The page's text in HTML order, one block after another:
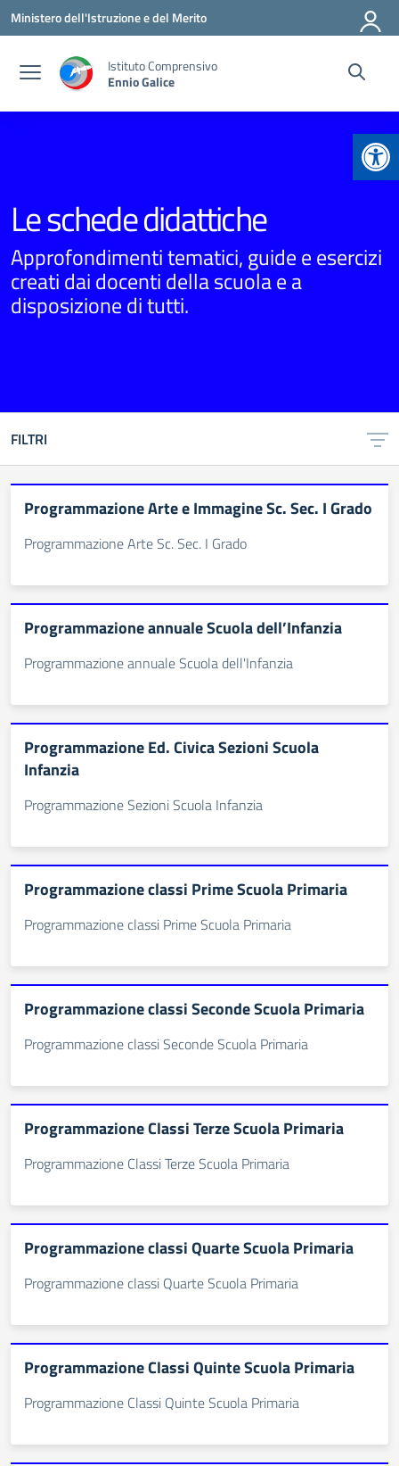
Vai ai contenuti
Vai al menu di navigazione
Vai al footer
Ministero dell'Istruzione e del Merito
Istituto Comprensivo
Ennio Galice
Le schede didattiche
Approfondimenti tematici, guide e esercizi
creati dai docenti della scuola e a
disposizione di tutti.
FILTRI
Programmazione Arte e Immagine Sc. Sec. I Grado
Programmazione Arte Sc. Sec. I Grado
Programmazione annuale Scuola dell’Infanzia
Programmazione annuale Scuola dell'Infanzia
Programmazione Ed. Civica Sezioni Scuola
Infanzia
Programmazione Sezioni Scuola Infanzia
Programmazione classi Prime Scuola Primaria
Programmazione classi Prime Scuola Primaria
Programmazione classi Seconde Scuola Primaria
Programmazione classi Seconde Scuola Primaria
Programmazione Classi Terze Scuola Primaria
Programmazione Classi Terze Scuola Primaria
Programmazione classi Quarte Scuola Primaria
Programmazione classi Quarte Scuola Primaria
Programmazione Classi Quinte Scuola Primaria
Programmazione Classi Quinte Scuola Primaria